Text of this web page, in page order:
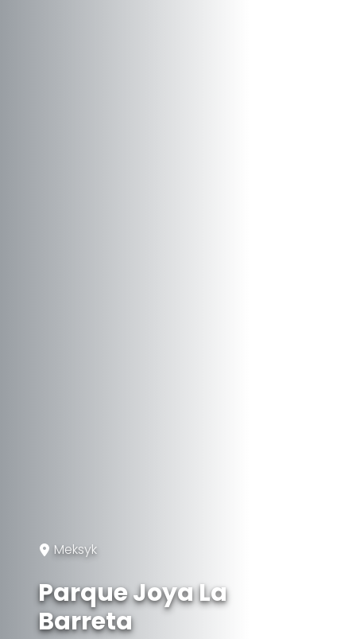
Meksyk
Parque Joya La
Barreta